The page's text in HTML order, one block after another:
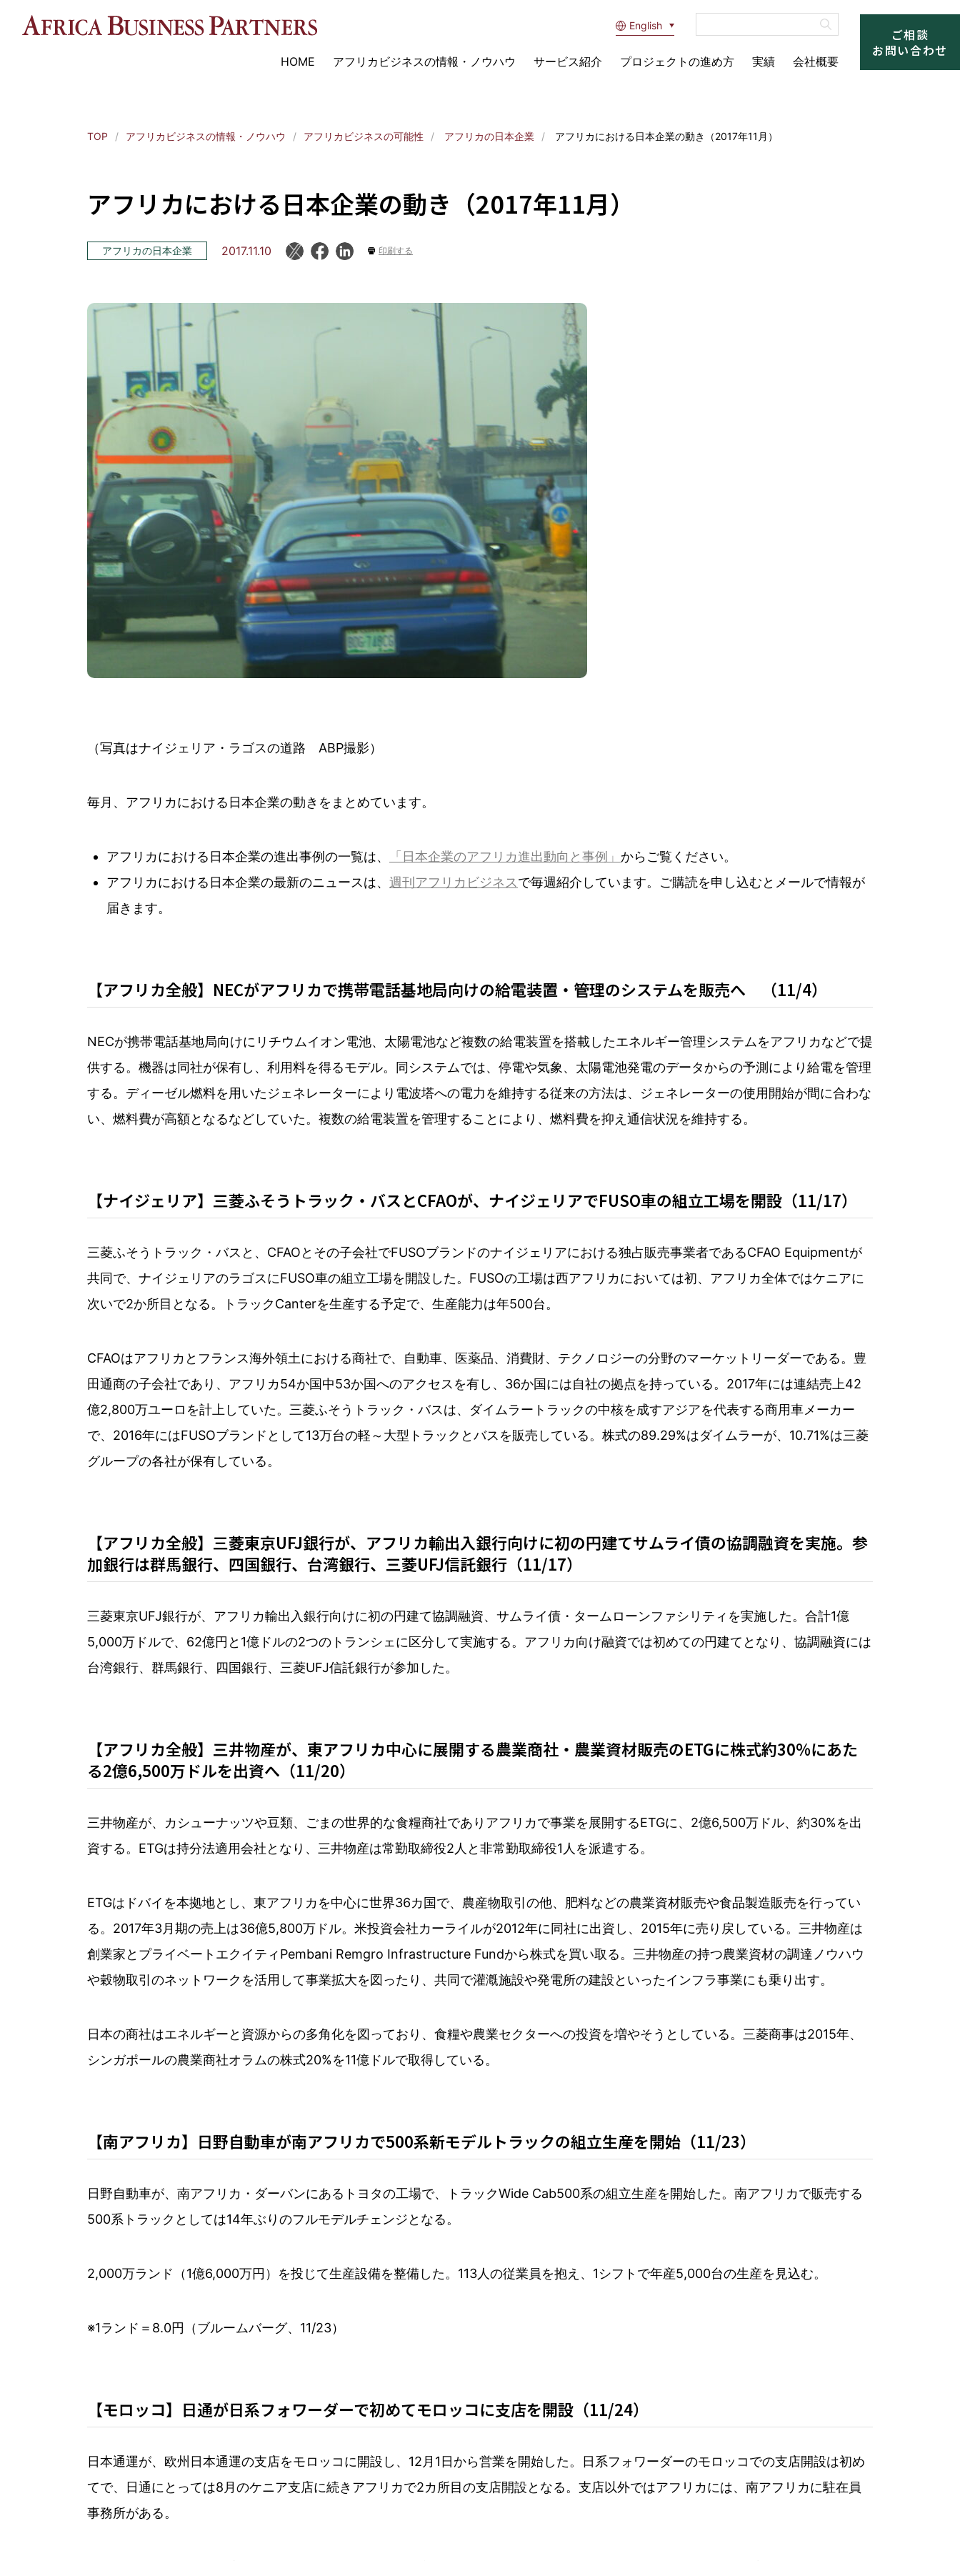
English
HOME アフリカビジネスの情報・ノウハウ サービス紹介 プロジェクトの進め方 実績 会社概要
ご相談
お問い合わせ
TOP アフリカビジネスの情報・ノウハウ アフリカビジネスの可能性 アフリカの日本企業 アフリカにおける日本企業の動き（2017年11月）
アフリカにおける日本企業の動き（2017年11月）
アフリカの日本企業 2017.11.10 印刷する
（写真はナイジェリア・ラゴスの道路 ABP撮影）
毎月、アフリカにおける日本企業の動きをまとめています。
アフリカにおける日本企業の進出事例の一覧は、 「日本企業のアフリカ進出動向と事例」 からご覧ください。
アフリカにおける日本企業の最新のニュースは、 週刊アフリカビジネスで毎週紹介しています。ご購読を申し込むとメールで情報が
届きます。
【アフリカ全般】NECがアフリカで携帯電話基地局向けの給電装置・管理のシステムを販売へ （11/4）
NECが携帯電話基地局向けにリチウムイオン電池、太陽電池など複数の給電装置を搭載したエネルギー管理システムをアフリカなどで提
供する。機器は同社が保有し、利用料を得るモデル。同システムでは、停電や気象、太陽電池発電のデータからの予測により給電を管理
する。ディーゼル燃料を用いたジェネレーターにより電波塔への電力を維持する従来の方法は、ジェネレーターの使用開始が間に合わな
い、燃料費が高額となるなどしていた。複数の給電装置を管理することにより、燃料費を抑え通信状況を維持する。
【ナイジェリア】三菱ふそうトラック・バスとCFAOが、ナイジェリアでFUSO車の組立工場を開設（11/17）
三菱ふそうトラック・バスと、CFAOとその子会社でFUSOブランドのナイジェリアにおける独占販売事業者であるCFAO Equipmentが
共同で、ナイジェリアのラゴスにFUSO車の組立工場を開設した。FUSOの工場は西アフリカにおいては初、アフリカ全体ではケニアに
次いで2か所目となる。トラックCanterを生産する予定で、生産能力は年500台。
CFAOはアフリカとフランス海外領土における商社で、自動車、医薬品、消費財、テクノロジーの分野のマーケットリーダーである。豊
田通商の子会社であり、アフリカ54か国中53か国へのアクセスを有し、36か国には自社の拠点を持っている。2017年には連結売上42
億2,800万ユーロを計上していた。三菱ふそうトラック・バスは、ダイムラートラックの中核を成すアジアを代表する商用車メーカー
で、2016年にはFUSOブランドとして13万台の軽～大型トラックとバスを販売している。株式の89.29%はダイムラーが、10.71%は三菱
グループの各社が保有している。
【アフリカ全般】三菱東京UFJ銀行が、アフリカ輸出入銀行向けに初の円建てサムライ債の協調融資を実施。参
加銀行は群馬銀行、四国銀行、台湾銀行、三菱UFJ信託銀行（11/17）
三菱東京UFJ銀行が、アフリカ輸出入銀行向けに初の円建て協調融資、サムライ債・タームローンファシリティを実施した。合計1億
5,000万ドルで、62億円と1億ドルの2つのトランシェに区分して実施する。アフリカ向け融資では初めての円建てとなり、協調融資には
台湾銀行、群馬銀行、四国銀行、三菱UFJ信託銀行が参加した。
【アフリカ全般】三井物産が、東アフリカ中心に展開する農業商社・農業資材販売のETGに株式約30%にあた
る2億6,500万ドルを出資へ（11/20）
三井物産が、カシューナッツや豆類、ごまの世界的な食糧商社でありアフリカで事業を展開するETGに、2億6,500万ドル、約30%を出
資する。ETGは持分法適用会社となり、三井物産は常勤取締役2人と非常勤取締役1人を派遣する。
ETGはドバイを本拠地とし、東アフリカを中心に世界36カ国で、農産物取引の他、肥料などの農業資材販売や食品製造販売を行ってい
る。2017年3月期の売上は36億5,800万ドル。米投資会社カーライルが2012年に同社に出資し、2015年に売り戻している。三井物産は
創業家とプライベートエクイティPembani Remgro Infrastructure Fundから株式を買い取る。三井物産の持つ農業資材の調達ノウハウ
や穀物取引のネットワークを活用して事業拡大を図ったり、共同で灌漑施設や発電所の建設といったインフラ事業にも乗り出す。
日本の商社はエネルギーと資源からの多角化を図っており、食糧や農業セクターへの投資を増やそうとしている。三菱商事は2015年、
シンガポールの農業商社オラムの株式20%を11億ドルで取得している。
【南アフリカ】日野自動車が南アフリカで500系新モデルトラックの組立生産を開始（11/23）
日野自動車が、南アフリカ・ダーバンにあるトヨタの工場で、トラックWide Cab500系の組立生産を開始した。南アフリカで販売する
500系トラックとしては14年ぶりのフルモデルチェンジとなる。
2,000万ランド（1億6,000万円）を投じて生産設備を整備した。113人の従業員を抱え、1シフトで年産5,000台の生産を見込む。
※1ランド＝8.0円（ブルームバーグ、11/23）
【モロッコ】日通が日系フォワーダーで初めてモロッコに支店を開設（11/24）
日本通運が、欧州日本通運の支店をモロッコに開設し、12月1日から営業を開始した。日系フォワーダーのモロッコでの支店開設は初め
てで、日通にとっては8月のケニア支店に続きアフリカで2カ所目の支店開設となる。支店以外ではアフリカには、南アフリカに駐在員
事務所がある。